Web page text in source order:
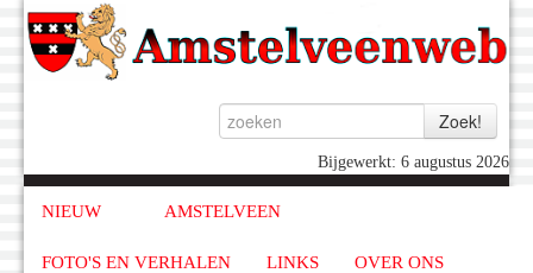
Bijgewerkt: 6 augustus 2026
NIEUW AMSTELVEEN
FOTO'S EN VERHALEN LINKS OVER ONS